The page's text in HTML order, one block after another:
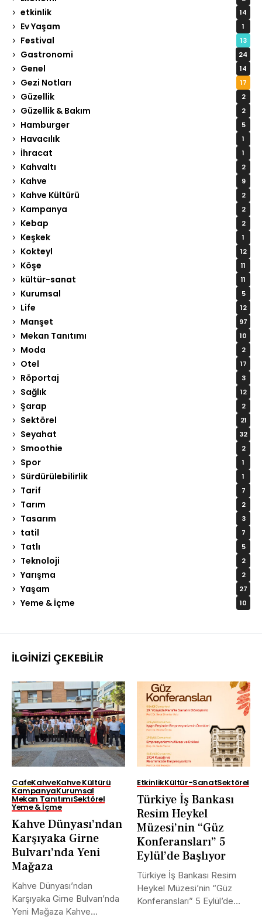
etkinlik 14
Ev Yaşam 1
Festival 13
Gastronomi 24
Genel 14
Gezi Notları 17
Güzellik 2
Güzellik & Bakım 2
Hamburger 5
Havacılık 1
İhracat 1
Kahvaltı 2
Kahve 9
Kahve Kültürü 2
Kampanya 2
Kebap 2
Keşkek 1
Kokteyl 12
Köşe 11
kültür-sanat 11
Kurumsal 5
Life 12
Manşet 97
Mekan Tanıtımı 10
Moda 2
Otel 17
Röportaj 3
Sağlık 12
Şarap 2
Sektörel 21
Seyahat 32
Smoothie 2
Spor 1
Sürdürülebilirlik 1
Tarif 7
Tarım 2
Tasarım 3
tatil 7
Tatlı 5
Teknoloji 2
Yarışma 2
Yaşam 27
Yeme & İçme 10
İLGINIZI ÇEKEBILIR
CafeKahveKahve Kültürü
KampanyaKurumsal
Mekan TanıtımıSektörel
Yeme & İçme
Kahve Dünyası’ndan
Karşıyaka Girne
Bulvarı’nda Yeni
Mağaza
Kahve Dünyası’ndan
Karşıyaka Girne Bulvarı’nda
Yeni Mağaza Kahve
EtkinlikKültür-SanatSektörel
Türkiye İş Bankası
Resim Heykel
Müzesi’nin “Güz
Konferansları” 5
Eylül’de Başlıyor
Türkiye İş Bankası Resim
Heykel Müzesi’nin “Güz
Konferansları” 5 Eylül’de